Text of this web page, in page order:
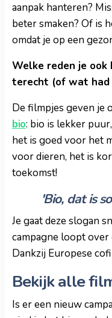
aanpak hanteren?
beter smaken? Of is
omdat je op een
Welke reden je
terecht (of wat had
De filmpjes geven je
bio: bio is lekker
het is goed voor het
voor dieren, het is
toekomst!
'Bio, dat is
Je gaat deze slogan
campagne loopt over
Dankzij Europese
Bekijk alle
Is er een nieuw